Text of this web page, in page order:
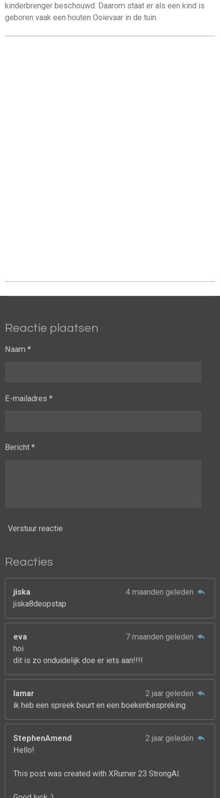
kinderbrenger beschouwd. Daarom staat er als een kind is
geboren vaak een houten Ooievaar in de tuin.
Reactie plaatsen
Naam *
E-mailadres *
Bericht *
Verstuur reactie
Reacties
jiska
4 maanden geleden
jiska8deopstap
eva
7 maanden geleden
hoi
dit is zo onduidelijk doe er iets aan!!!!
lamar
2 jaar geleden
ik heb een spreek beurt en een boekenbespreking
StephenAmend
2 jaar geleden
Hello!
This post was created with XRumer 23 StrongAI.